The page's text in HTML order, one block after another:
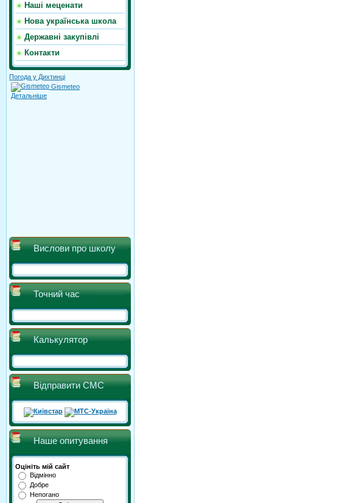
Наші меценати
Нова українська школа
Державні закупівлі
Контакти
Погода у Дихтинці
Gismeteo
Детальніше
Вислови про школу
Точний час
Калькулятор
Відправити СМС
Наше опитування
Оцініть мій сайт
Відмінно
Добре
Непогано